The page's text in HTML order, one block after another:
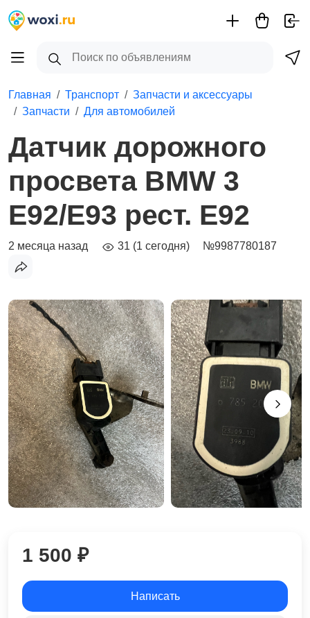
Главная Транспорт
Запчасти и аксессуары
Запчасти
Для автомобилей
Датчик дорожного
просвета BMW 3
E92/E93 рест. E92
2 месяца назад 31 (1 сегодня) №9987780187
1 500 ₽
Написать